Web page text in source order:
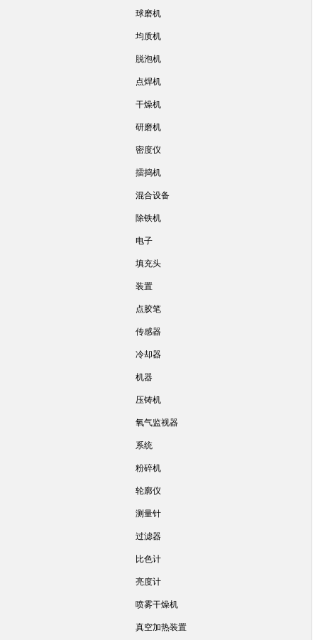
球磨机
均质机
脱泡机
点焊机
干燥机
研磨机
密度仪
擂捣机
混合设备
除铁机
电子
填充头
装置
点胶笔
传感器
冷却器
机器
压铸机
氧气监视器
系统
粉碎机
轮廓仪
测量针
过滤器
比色计
亮度计
喷雾干燥机
真空加热装置